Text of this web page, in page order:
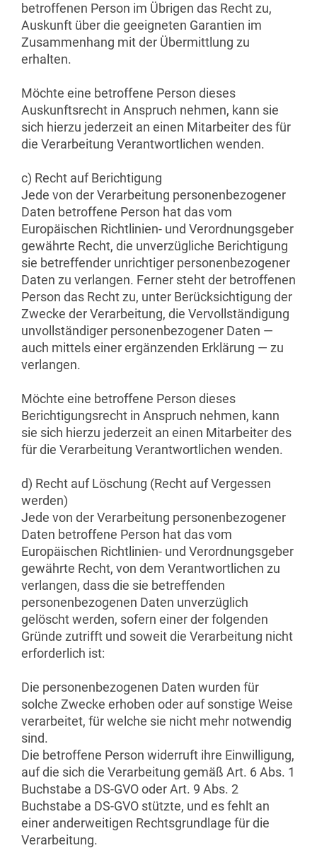
betroffenen Person im Übrigen das Recht zu,
Auskunft über die geeigneten Garantien im
Zusammenhang mit der Übermittlung zu
erhalten.
Möchte eine betroffene Person dieses
Auskunftsrecht in Anspruch nehmen, kann sie
sich hierzu jederzeit an einen Mitarbeiter des für
die Verarbeitung Verantwortlichen wenden.
c) Recht auf Berichtigung
Jede von der Verarbeitung personenbezogener
Daten betroffene Person hat das vom
Europäischen Richtlinien- und Verordnungsgeber
gewährte Recht, die unverzügliche Berichtigung
sie betreffender unrichtiger personenbezogener
Daten zu verlangen. Ferner steht der betroffenen
Person das Recht zu, unter Berücksichtigung der
Zwecke der Verarbeitung, die Vervollständigung
unvollständiger personenbezogener Daten —
auch mittels einer ergänzenden Erklärung — zu
verlangen.
Möchte eine betroffene Person dieses
Berichtigungsrecht in Anspruch nehmen, kann
sie sich hierzu jederzeit an einen Mitarbeiter des
für die Verarbeitung Verantwortlichen wenden.
d) Recht auf Löschung (Recht auf Vergessen
werden)
Jede von der Verarbeitung personenbezogener
Daten betroffene Person hat das vom
Europäischen Richtlinien- und Verordnungsgeber
gewährte Recht, von dem Verantwortlichen zu
verlangen, dass die sie betreffenden
personenbezogenen Daten unverzüglich
gelöscht werden, sofern einer der folgenden
Gründe zutrifft und soweit die Verarbeitung nicht
erforderlich ist:
Die personenbezogenen Daten wurden für
solche Zwecke erhoben oder auf sonstige Weise
verarbeitet, für welche sie nicht mehr notwendig
sind.
Die betroffene Person widerruft ihre Einwilligung,
auf die sich die Verarbeitung gemäß Art. 6 Abs. 1
Buchstabe a DS-GVO oder Art. 9 Abs. 2
Buchstabe a DS-GVO stützte, und es fehlt an
einer anderweitigen Rechtsgrundlage für die
Verarbeitung.